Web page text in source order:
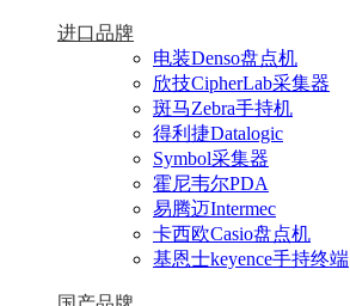
进口品牌
电装Denso盘点机
欣技CipherLab采集器
斑马Zebra手持机
得利捷Datalogic
Symbol采集器
霍尼韦尔PDA
易腾迈Intermec
卡西欧Casio盘点机
基恩士keyence手持终端